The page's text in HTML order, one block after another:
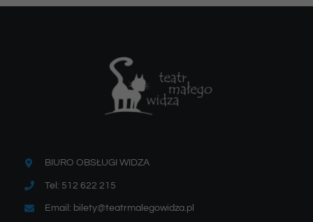
BIURO OBSŁUGI WIDZA
Tel: 512 622 215
Email: bilety@teatrmalegowidza.pl